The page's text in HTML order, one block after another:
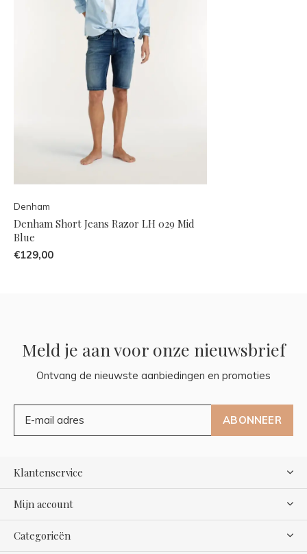
Denham
Denham Short Jeans Razor LH 029 Mid
Blue
€129,00
Meld je aan voor onze nieuwsbrief
Ontvang de nieuwste aanbiedingen en promoties
ABONNEER
Klantenservice
Mijn account
Categorieën